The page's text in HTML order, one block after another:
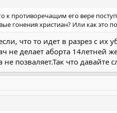
к противоречащим его вере
гонения христиан? Или как это
что то идет в разрез с
делает аборта 14летней
позваляет.Так что давайте